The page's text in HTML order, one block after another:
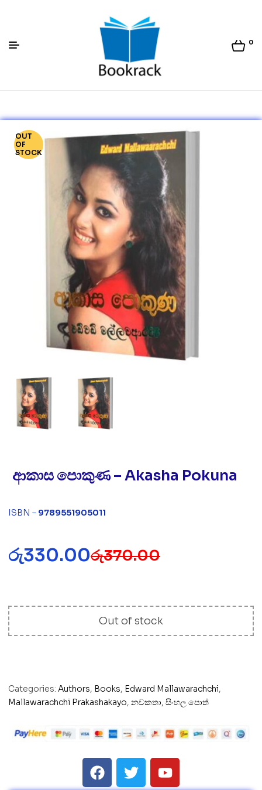
Bookrack.lk
0
OUT
OF
STOCK
ආකාස පොකුණ – Akasha Pokuna
ISBN – 9789551905011
රු370.00
රු330.00
Out of stock
Categories: Authors, Books, Edward Mallawarachchi,
Mallawarachchi Prakashakayo, නවකතා, සිංහල පොත්